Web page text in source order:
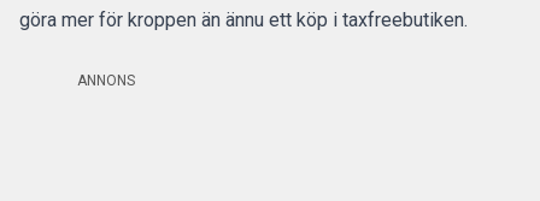
göra mer för kroppen än ännu ett köp i taxfreebutiken.
ANNONS